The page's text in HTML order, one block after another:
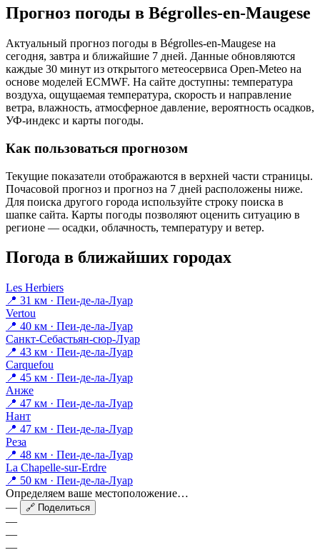
Прогноз погоды в Bégrolles-en-Maugesе
Актуальный прогноз погоды в Bégrolles-en-Maugesе на
сегодня, завтра и ближайшие 7 дней. Данные обновляются
каждые 30 минут из открытого метеосервиса Open-Meteo на
основе моделей ECMWF. На сайте доступны: температура
воздуха, ощущаемая температура, скорость и направление
ветра, влажность, атмосферное давление, вероятность осадков,
УФ-индекс и карты погоды.
Как пользоваться прогнозом
Текущие показатели отображаются в верхней части страницы.
Почасовой прогноз и прогноз на 7 дней расположены ниже.
Для поиска другого города используйте строку поиска в
шапке сайта. Карты погоды позволяют оценить ситуацию в
регионе — осадки, облачность, температуру и ветер.
Погода в ближайших городах
Les Herbiers
📍 31 км · Пеи-де-ла-Луар
Vertou
📍 40 км · Пеи-де-ла-Луар
Санкт-Себастьян-сюр-Луар
📍 43 км · Пеи-де-ла-Луар
Carquefou
📍 45 км · Пеи-де-ла-Луар
Анже
📍 47 км · Пеи-де-ла-Луар
Нант
📍 47 км · Пеи-де-ла-Луар
Реза
📍 48 км · Пеи-де-ла-Луар
La Chapelle-sur-Erdre
📍 50 км · Пеи-де-ла-Луар
Определяем ваше местоположение…
—
🔗 Поделиться
—
—
—